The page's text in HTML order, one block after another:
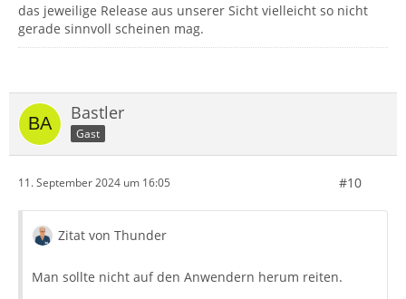
das jeweilige Release aus unserer Sicht vielleicht so nicht
gerade sinnvoll scheinen mag.
Bastler
Gast
11. September 2024 um 16:05 #10
Zitat von Thunder
Man sollte nicht auf den Anwendern herum reiten.